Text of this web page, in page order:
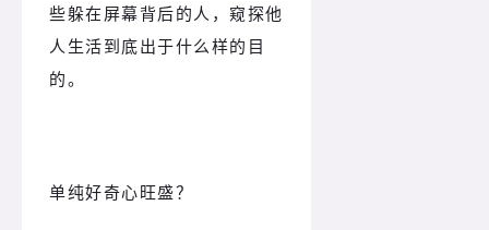
些躲在屏幕背后的人，窥探他
人生活到底出于什么样的目
的。
单纯好奇心旺盛？